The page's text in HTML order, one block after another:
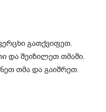
გათქვიფეთ.
და შეიზილეთ თმაში.
თმა და გაიშრეთ.